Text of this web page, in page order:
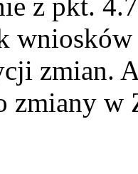
zmian.
zmiany w